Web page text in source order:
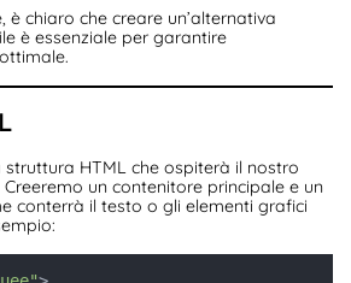
è chiaro che creare un’alternativa
è essenziale per garantire
HTML che ospiterà il nostro
un contenitore principale e un
conterrà il testo o gli elementi grafici